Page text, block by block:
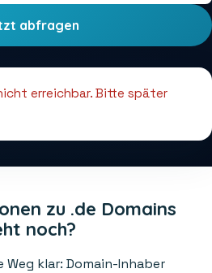
abfragen
erreichbar. Bitte später
zu .de Domains
noch?
Weg klar: Domain-Inhaber